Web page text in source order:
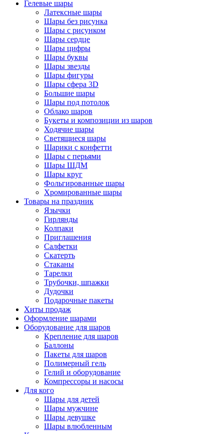
Гелевые шары
Латексные шары
Шары без рисунка
Шары с рисунком
Шары сердце
Шары цифры
Шары буквы
Шары звезды
Шары фигуры
Шары сфера 3D
Большие шары
Шары под потолок
Облако шаров
Букеты и композиции из шаров
Ходячие шары
Светящиеся шары
Шарики с конфетти
Шары с перьями
Шары ШДМ
Шары круг
Фольгированные шары
Хромированные шары
Товары на праздник
Язычки
Гирлянды
Колпаки
Приглашения
Салфетки
Скатерть
Стаканы
Тарелки
Трубочки, шпажки
Дудочки
Подарочные пакеты
Хиты продаж
Оформление шарами
Оборудование для шаров
Крепление для шаров
Баллоны
Пакеты для шаров
Полимерный гель
Гелий и оборудование
Компрессоры и насосы
Для кого
Шары для детей
Шары мужчине
Шары девушке
Шары влюбленным